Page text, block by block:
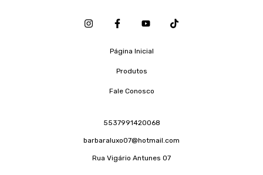
Página Inicial
Produtos
Fale Conosco
5537991420068
barbaraluxo07@hotmail.com
Rua Vigário Antunes 07